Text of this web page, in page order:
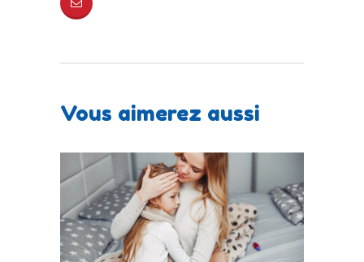
Vous aimerez aussi